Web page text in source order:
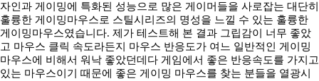
자인과 게이밍에 특화된 성능으로 많은 게이머들을 사로잡는 대단히
훌륭한 게이밍마우스로 스틸시리즈의 명성을 느낄 수 있는 훌륭한
게이밍마우스였습니다. 제가 테스트해 본 결과 그립감이 너무 좋았
고 마우스 클릭 속도라든지 마우스 반응도가 여느 일반적인 게이밍
마우스에 비해서 워낙 좋았던데다 게임에서 좋은 반응속도를 가지고
있는 마우스이기 때문에 좋은 게이밍 마우스를 찾는 분들을 열광시